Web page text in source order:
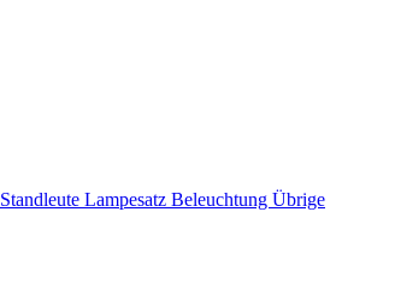
Standleute Lampesatz Beleuchtung Übrige